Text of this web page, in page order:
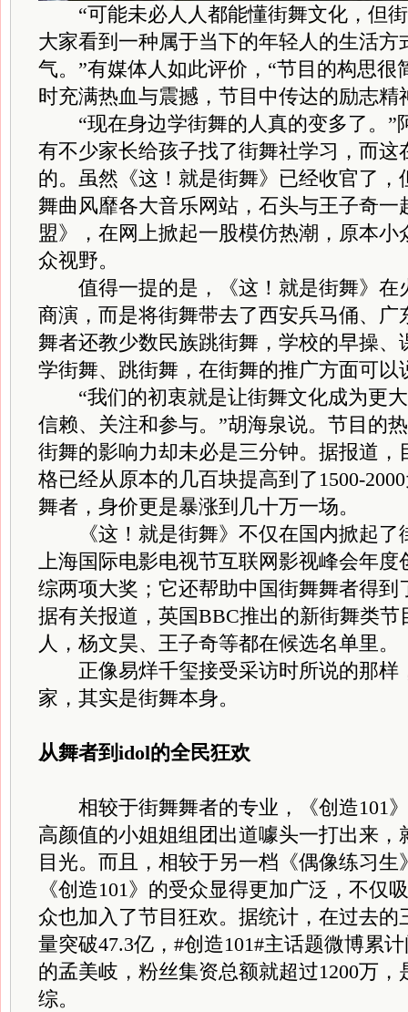
“可能未必人人都能懂街舞文化，但街
大家看到一种属于当下的年轻人的生活方
气。”有媒体人如此评价，“节目的构思很
时充满热血与震撼，节目中传达的励志精
“现在身边学街舞的人真的变多了。”
有不少家长给孩子找了街舞社学习，而这
的。虽然《这！就是街舞》已经收官了，
舞曲风靡各大音乐网站，石头与王子奇一
盟》，在网上掀起一股模仿热潮，原本
众视野。
值得一提的是，《这！就是街舞》在
商演，而是将街舞带去了西安兵马俑、广
舞者还教少数民族跳街舞，学校的早操、
学街舞、跳街舞，在街舞的推广方面可以
“我们的初衷就是让街舞文化成为更大
信赖、关注和参与。”胡海泉说。节目的
街舞的影响力却未必是三分钟。据报道，
格已经从原本的几百块提高到了1500-
舞者，身价更是暴涨到几十万一场。
《这！就是街舞》不仅在国内掀起了
上海国际电影电视节互联网影视峰会年度
综两项大奖；它还帮助中国街舞舞者得到
据有关报道，英国BBC推出的新街舞类
人，杨文昊、王子奇等都在候选名单里。
正像易烊千玺接受采访时所说的那样
家，其实是街舞本身。
从舞者到idol的全民狂欢
相较于街舞舞者的专业，《创造101
高颜值的小姐姐组团出道噱头一打出来，
目光。而且，相较于另一档《偶像练习生
《创造101》的受众显得更加广泛，不仅
众也加入了节目狂欢。据统计，在过去的
量突破47.3亿，#创造101#主话题微博累
的孟美岐，粉丝集资总额就超过1200万
综。